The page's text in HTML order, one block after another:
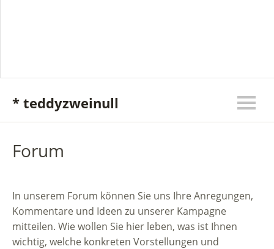
* teddyzweinull
Forum
In unserem Forum können Sie uns Ihre Anregungen,
Kommentare und Ideen zu unserer Kampagne
mitteilen. Wie wollen Sie hier leben, was ist Ihnen
wichtig, welche konkreten Vorstellungen und